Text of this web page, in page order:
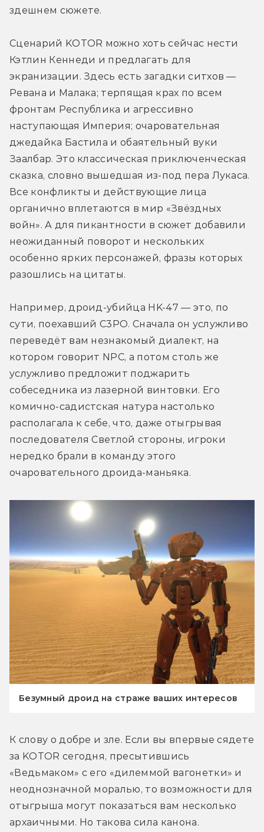
здешнем сюжете.
Сценарий KOTOR можно хоть сейчас нести
Кэтлин Кеннеди и предлагать для
экранизации. Здесь есть загадки ситхов —
Ревана и Малака; терпящая крах по всем
фронтам Республика и агрессивно
наступающая Империя; очаровательная
джедайка Бастила и обаятельный вуки
Заалбар. Это классическая приключенческая
сказка, словно вышедшая из-под пера Лукаса.
Все конфликты и действующие лица
органично вплетаются в мир «Звёздных
войн». А для пикантности в сюжет добавили
неожиданный поворот и нескольких
особенно ярких персонажей, фразы которых
разошлись на цитаты.
Например, дроид-убийца HK-47 — это, по
сути, поехавший C3PO. Сначала он услужливо
переведёт вам незнакомый диалект, на
котором говорит NPC, а потом столь же
услужливо предложит поджарить
собеседника из лазерной винтовки. Его
комично-садистская натура настолько
располагала к себе, что, даже отыгрывая
последователя Светлой стороны, игроки
нередко брали в команду этого
очаровательного дроида-маньяка.
Безумный дроид на страже ваших интересов
К слову о добре и зле. Если вы впервые сядете
за KOTOR сегодня, пресытившись
«Ведьмаком» с его «дилеммой вагонетки» и
неоднозначной моралью, то возможности для
отыгрыша могут показаться вам несколько
архаичными. Но такова сила канона.